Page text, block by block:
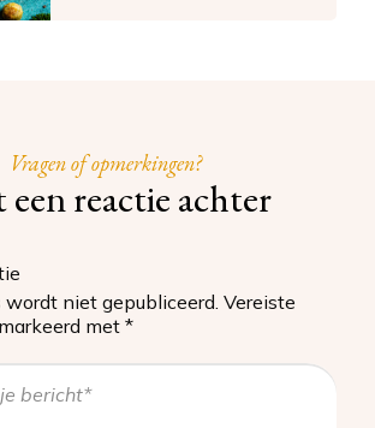
Vragen of opmerkingen?
een reactie achter
wordt niet gepubliceerd. Vereiste
met *